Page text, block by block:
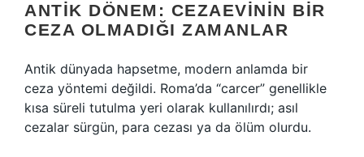
ANTIK DÖNEM: CEZAEVININ BIR
CEZA OLMADIĞI ZAMANLAR
Antik dünyada hapsetme, modern anlamda bir
ceza yöntemi değildi. Roma’da “carcer” genellikle
kısa süreli tutulma yeri olarak kullanılırdı; asıl
cezalar sürgün, para cezası ya da ölüm olurdu.